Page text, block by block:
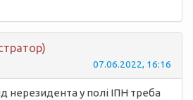
07.06.2022, 16:16
нерезидента у полі ІПН треба